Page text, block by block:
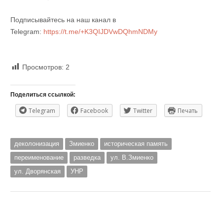
Подписывайтесь на наш канал в
Telegram: https://t.me/+K3QIJDVwDQhmNDMy
Просмотров: 2
Поделиться ссылкой:
Telegram Facebook Twitter Печать
деколонизация Змиенко
историческая память
переименование
разведка
ул. В.Змиенко
ул. Дворянская
УНР